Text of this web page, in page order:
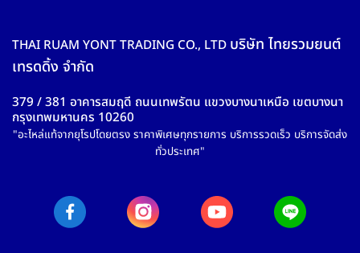
THAI RUAM YONT TRADING CO., LTD บริษัท ไทยรวมยนต์
เทรดดิ้ง จำกัด
379 / 381 อาคารสมฤดี ถนนเทพรัตน แขวงบางนาเหนือ เขตบางนา
กรุงเทพมหานคร 10260
"อะไหล่แท้จากยุโรปโดยตรง ราคาพิเศษทุกรายการ บริการรวดเร็ว บริการจัดส่ง
ทั่วประเทศ"